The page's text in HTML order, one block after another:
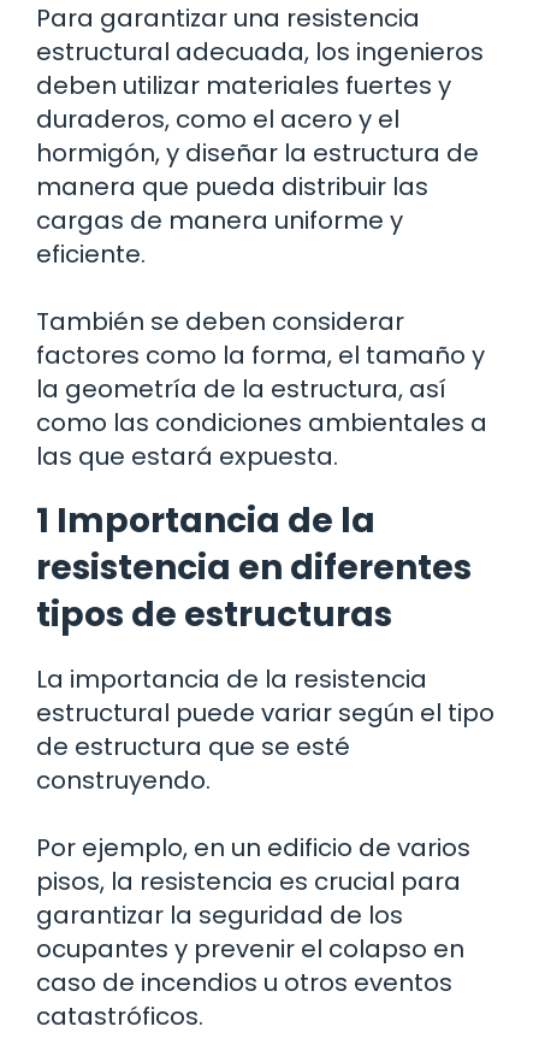
Para garantizar una resistencia
estructural adecuada, los ingenieros
deben utilizar materiales fuertes y
duraderos, como el acero y el
hormigón, y diseñar la estructura de
manera que pueda distribuir las
cargas de manera uniforme y
eficiente.
También se deben considerar
factores como la forma, el tamaño y
la geometría de la estructura, así
como las condiciones ambientales a
las que estará expuesta.
1 Importancia de la
resistencia en diferentes
tipos de estructuras
La importancia de la resistencia
estructural puede variar según el tipo
de estructura que se esté
construyendo.
Por ejemplo, en un edificio de varios
pisos, la resistencia es crucial para
garantizar la seguridad de los
ocupantes y prevenir el colapso en
caso de incendios u otros eventos
catastróficos.